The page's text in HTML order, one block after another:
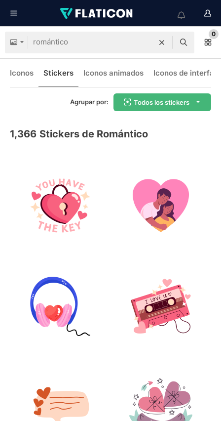
0
Iconos Stickers Iconos animados Iconos de interfaz
Agrupar por: Todos los stickers
1,366 Stickers de Romántico